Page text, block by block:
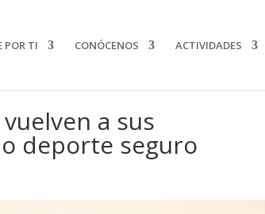
POR TI CONÓCENOS ACTIVIDADES
a sus
deporte seguro